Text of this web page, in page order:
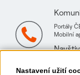
Nastavení užití
Portály
Mobilní